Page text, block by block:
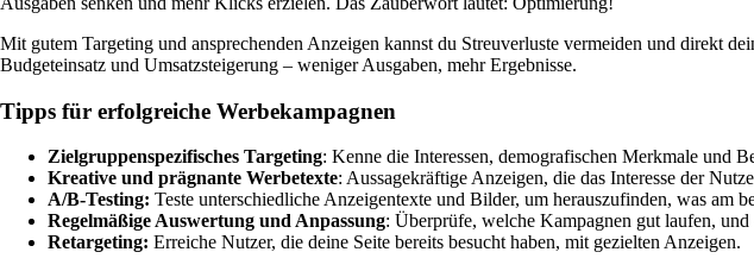
Mit gutem Targeting und ansprechenden Anzeigen kannst du Streuverluste vermeiden und direkt
Budgeteinsatz und Umsatzsteigerung – weniger Ausgaben, mehr Ergebnisse.
Tipps für erfolgreiche Werbekampagnen
Zielgruppenspezifisches Targeting: Kenne die Interessen, demografischen Merkmale und
Kreative und prägnante Werbetexte: Aussagekräftige Anzeigen, die das Interesse der
A/B-Testing: Teste unterschiedliche Anzeigentexte und Bilder, um herauszufinden, was am
Regelmäßige Auswertung und Anpassung: Überprüfe, welche Kampagnen gut laufen,
Retargeting: Erreiche Nutzer, die deine Seite bereits besucht haben, mit gezielten Anzeigen.